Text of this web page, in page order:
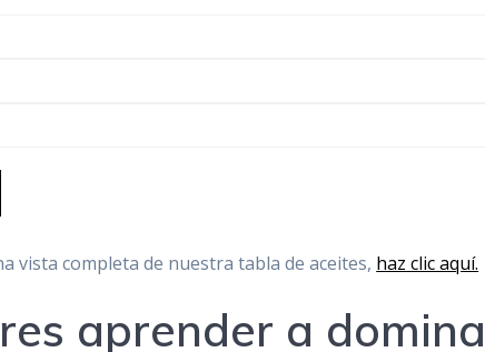
vista completa de nuestra tabla de aceites, haz clic aquí.
aprender a